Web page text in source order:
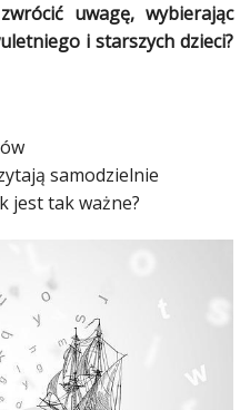
uwagę, wybierając
i starszych dzieci?
samodzielnie
jest tak ważne?